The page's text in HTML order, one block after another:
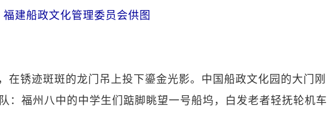
福建船政文化管理委员会供图
在锈迹斑斑的龙门吊上投下鎏金光影。中国船政文化园的大门刚
：福州八中的中学生们踮脚眺望一号船坞，白发老者轻抚轮机车